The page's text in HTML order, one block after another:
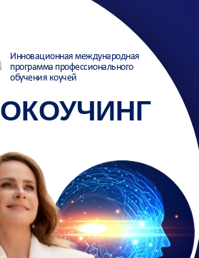
Инновационная международная
программа профессионального
обучения коучей